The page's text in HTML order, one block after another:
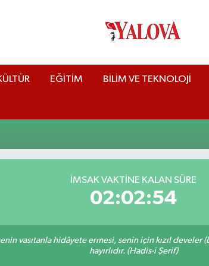
EĞİTİM BİLİM VE TEKNOLOJİ
İMSAK VAKTİNE KALAN SÜRE
02:02:54
vasıtanla hidâyete ermesi, senin için kızıl
hayırlıdır. (Hadis-i Şerif)